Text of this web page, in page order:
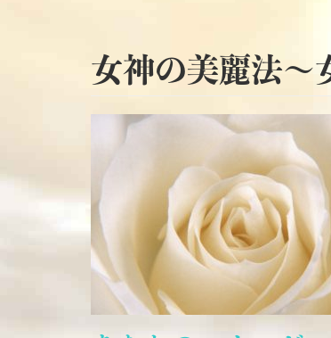
女神の美麗法～